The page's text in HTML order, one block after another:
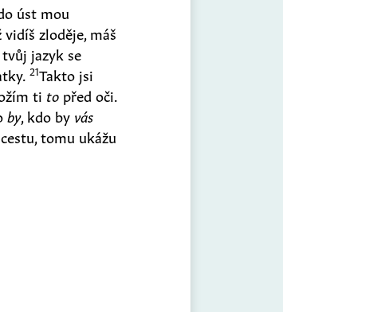
úst mou
vidíš zloděje, máš
jazyk se
21Takto jsi
ti to před oči.
by, kdo by vás
cestu, tomu ukážu